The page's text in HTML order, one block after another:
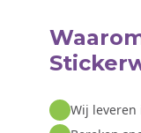
Wij